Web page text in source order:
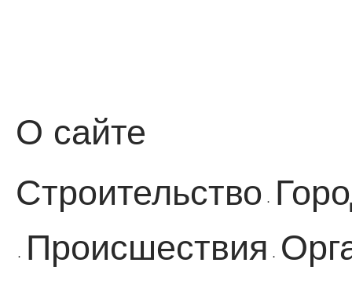
О сайте
Строительство ·
· Происшествия ·